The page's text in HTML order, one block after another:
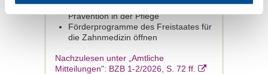
Stärkung der zahnmedizinischen
Prävention in der Pflege
Förderprogramme des Freistaates für
die Zahnmedizin öffnen
Nachzulesen unter „Amtliche
Mitteilungen": BZB 1-2/2026, S. 72 ff.